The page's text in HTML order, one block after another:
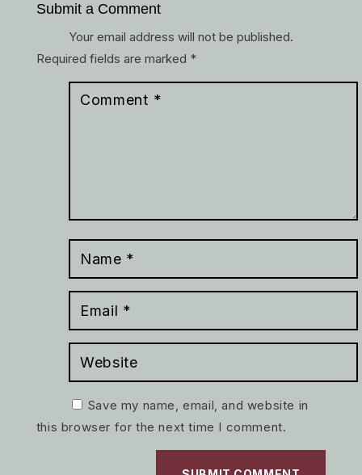
Submit a Comment
Your email address will not be published.
Required fields are marked *
Save my name, email, and website in
this browser for the next time I comment.